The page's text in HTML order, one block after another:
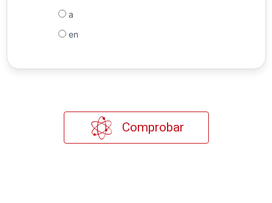
a
en
Comprobar